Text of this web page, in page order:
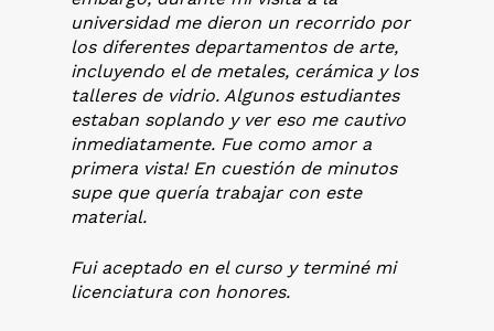
universidad me dieron un recorrido por
los diferentes departamentos de arte,
incluyendo el de metales, cerámica y los
talleres de vidrio. Algunos estudiantes
estaban soplando y ver eso me cautivo
inmediatamente. Fue como amor a
primera vista! En cuestión de minutos
supe que quería trabajar con este
material.
Fui aceptado en el curso y terminé mi
licenciatura con honores.